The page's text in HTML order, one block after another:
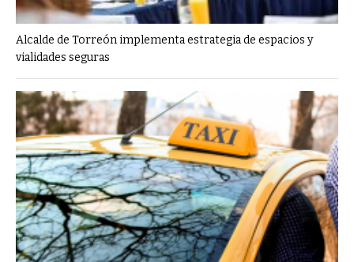
Alcalde de Torreón implementa estrategia de espacios y
vialidades seguras